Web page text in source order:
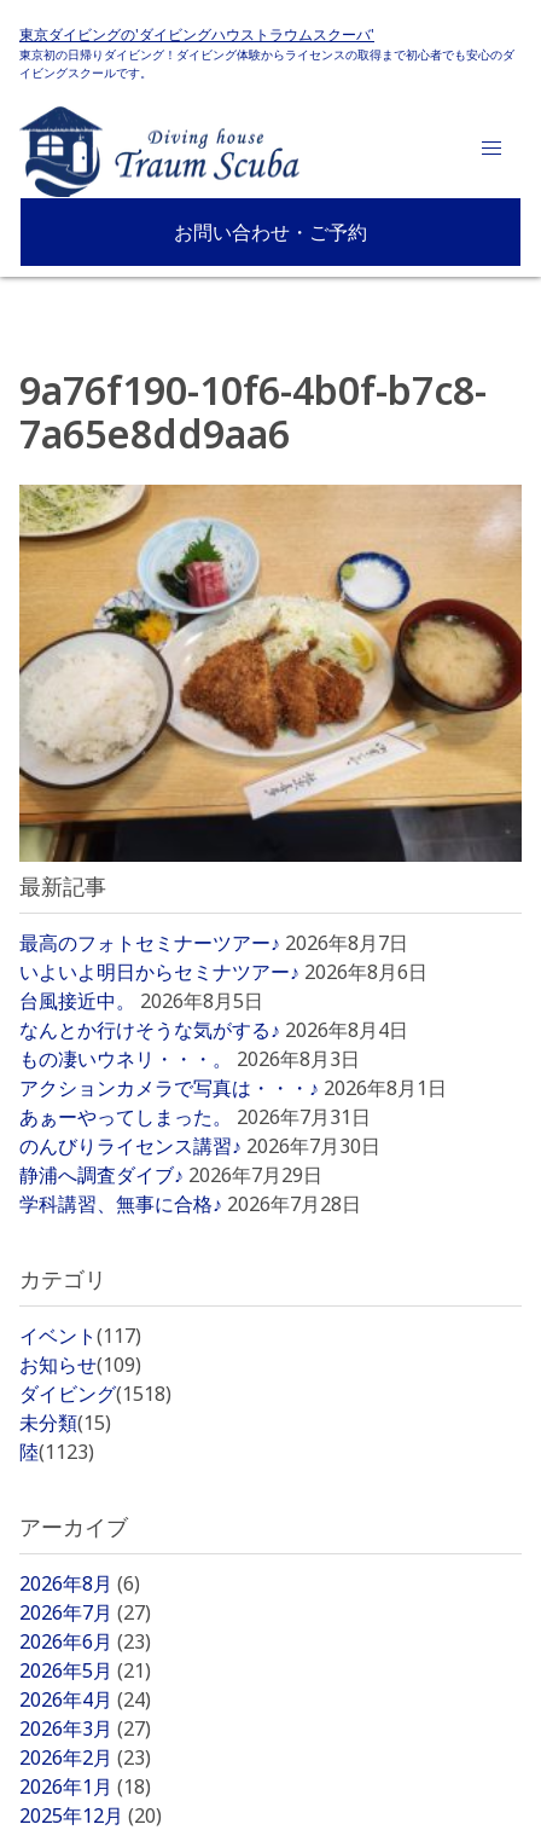
東京ダイビングの'ダイビングハウストラウムスクーバ'
東京初の日帰りダイビング！ダイビング体験からライセンスの取得まで初心者でも安心のダ
イビングスクールです。
お問い合わせ・ご予約
9a76f190-10f6-4b0f-b7c8-
7a65e8dd9aa6
最新記事
最高のフォトセミナーツアー♪ 2026年8月7日
いよいよ明日からセミナツアー♪ 2026年8月6日
台風接近中。
2026年8月5日
なんとか行けそうな気がする♪ 2026年8月4日
もの凄いウネリ・・・。
2026年8月3日
アクションカメラで写真は・・・♪ 2026年8月1日
あぁーやってしまった。
2026年7月31日
のんびりライセンス講習♪ 2026年7月30日
静浦へ調査ダイブ♪ 2026年7月29日
学科講習、無事に合格♪ 2026年7月28日
カテゴリ
イベント(117)
お知らせ(109)
ダイビング(1518)
未分類(15)
陸(1123)
アーカイブ
2026年8月 (6)
2026年7月 (27)
2026年6月 (23)
2026年5月 (21)
2026年4月 (24)
2026年3月 (27)
2026年2月 (23)
2026年1月 (18)
2025年12月 (20)